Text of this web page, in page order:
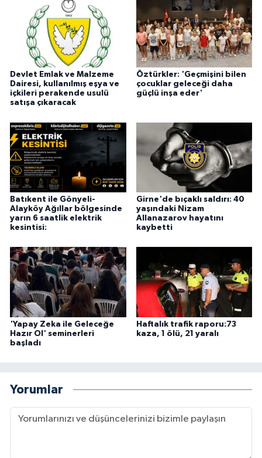
Devlet Emlak ve Malzeme
Dairesi, kullanılmış eşya ve
içkileri perakende usulü
satışa çıkaracak
Öztürkler: 'Geçmişini bilen
çocuklar geleceği daha
güçlü inşa eder'
Batıkent ile Gönyeli-
Alayköy Ağıllar bölgesinde
yarın 6 saatlik elektrik
kesintisi:
Girne'de bıçaklı saldırı: 40
yaşındaki Nizam
Allanazarov hayatını
kaybetti
'Yapay Zeka ile Geleceğe
Hazır Ol' seminerleri
başladı
Haftalık trafik raporu:73
kaza, 1 ölü, 21 yaralı
Yorumlar